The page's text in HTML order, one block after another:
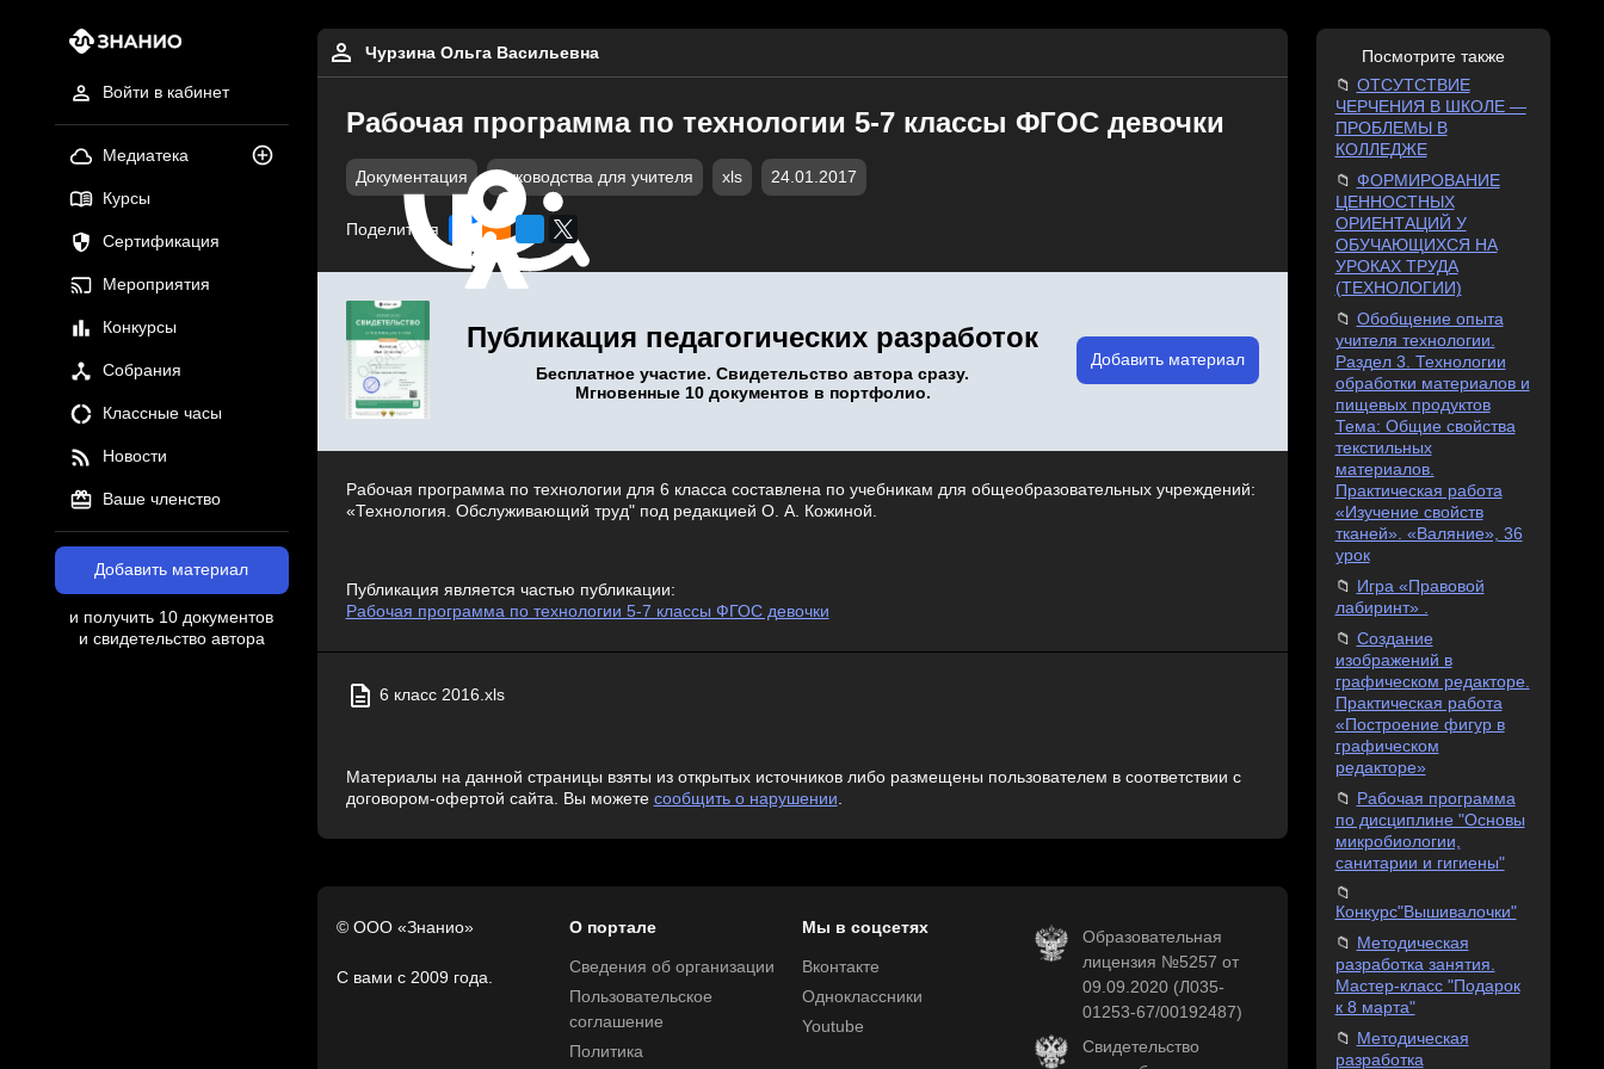
Войти в кабинет
Медиатека
Курсы
Сертификация
Мероприятия
Конкурсы
Собрания
Классные часы
Новости
Ваше членство
Добавить материал
и получить 10 документов
и свидетельство автора
Чурзина Ольга Васильевна
Рабочая программа по технологии 5-7 классы ФГОС девочки
Документация Руководства для учителя xls 24.01.2017
Поделиться
Публикация педагогических разработок
Бесплатное участие. Свидетельство автора сразу.
Мгновенные 10 документов в портфолио.
Добавить материал
Рабочая программа по технологии для 6 класса составлена по учебникам для общеобразовательных учреждений:
«Технология. Обслуживающий труд" под редакцией О. А. Кожиной.
Публикация является частью публикации:
Рабочая программа по технологии 5-7 классы ФГОС девочки
6 класс 2016.xls
Материалы на данной страницы взяты из открытых источников либо размещены пользователем в соответствии с
договором-офертой сайта. Вы можете сообщить о нарушении.
© ООО «Знанио»
С вами с 2009 года.
О портале
Сведения об организации
Пользовательское
соглашение
Политика
Мы в соцсетях
Вконтакте
Одноклассники
Youtube
Образовательная
лицензия №5257 от
09.09.2020 (Л035-
01253-67/00192487)
Свидетельство
Посмотрите также
ОТСУТСТВИЕ
ЧЕРЧЕНИЯ В ШКОЛЕ —
ПРОБЛЕМЫ В
КОЛЛЕДЖЕ
ФОРМИРОВАНИЕ
ЦЕННОСТНЫХ
ОРИЕНТАЦИЙ У
ОБУЧАЮЩИХСЯ НА
УРОКАХ ТРУДА
(ТЕХНОЛОГИИ)
Обобщение опыта
учителя технологии.
Раздел 3. Технологии
обработки материалов и
пищевых продуктов
Тема: Общие свойства
текстильных
материалов.
Практическая работа
«Изучение свойств
тканей». «Валяние», 36
урок
Игра «Правовой
лабиринт» .
Создание
изображений в
графическом редакторе.
Практическая работа
«Построение фигур в
графическом
редакторе»
Рабочая программа
по дисциплине "Основы
микробиологии,
санитарии и гигиены"
Конкурс"Вышивалочки"
Методическая
разработка занятия.
Мастер-класс "Подарок
к 8 марта"
Методическая
разработка